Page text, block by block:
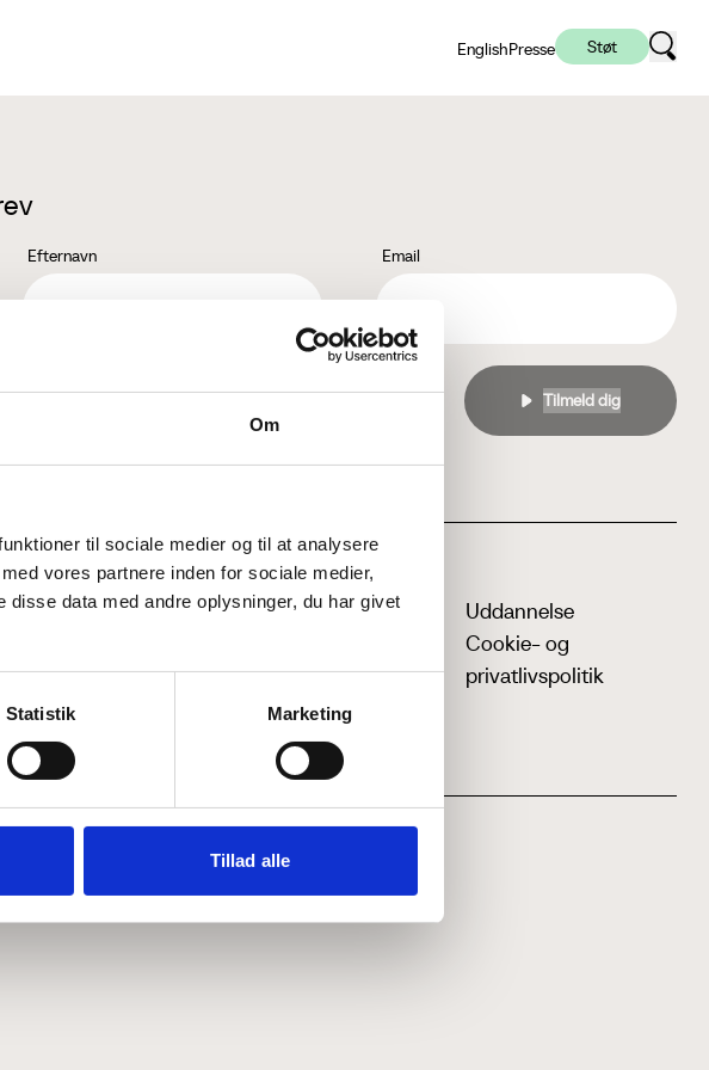
Om
til sociale medier og til at analysere
vores partnere inden for sociale medier,
data med andre oplysninger, du har givet
Statistik Marketing
Tillad alle
EnglishPresse Støt
Efternavn Email
i henhold tilprivatlivspolitikken
Analyser
ABCepos
Podcast
Uddannelse
Cookie- og
privatlivspolitik